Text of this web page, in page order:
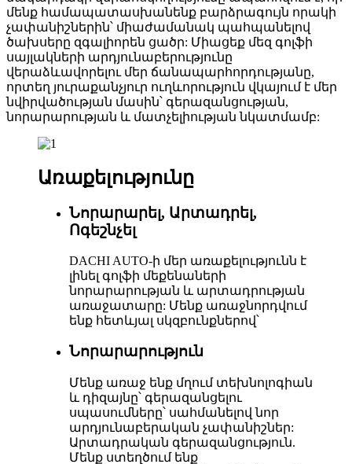
մենք համապատասխանենք բարձրագույն որակի
չափանիշներին՝ միաժամանակ պահպանելով
ծախսերը զգալիորեն ցածր: Միացեք մեզ գոլֆի
սայլակների արդյունաբերությունը
վերաձևավորելու մեր ճանապարհորդությանը,
որտեղ յուրաքանչյուր ուղևորություն վկայում է մեր
նվիրվածության մասին՝ գերազանցության,
նորարարության և մատչելիության նկատմամբ:
Առաքելությունը
Նորարարել, Արտադրել,
Ոգեշնչել
DACHI AUTO-ի մեր առաքելությունն է
լինել գոլֆի մեքենաների
նորարարության և արտադրության
առաջատարը: Մենք առաջնորդվում
ենք հետևյալ սկզբունքներով՝
Նորարարություն
Մենք առաջ ենք մղում տեխնոլոգիան
և դիզայնը՝ գերազանցելու
սպասումները՝ սահմանելով նոր
արդյունաբերական չափանիշներ:
Արտադրական գերազանցություն.
Մենք ստեղծում ենք